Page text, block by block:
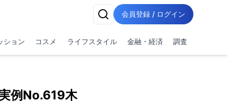
会員登録 / ログイン
ション コスメ ライフスタイル 金融・経済 調査
例No.619木